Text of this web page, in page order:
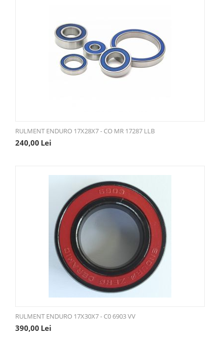
RULMENT ENDURO 17X28X7 - CO MR 17287 LLB
240,00 Lei
RULMENT ENDURO 17X30X7 - C0 6903 VV
390,00 Lei